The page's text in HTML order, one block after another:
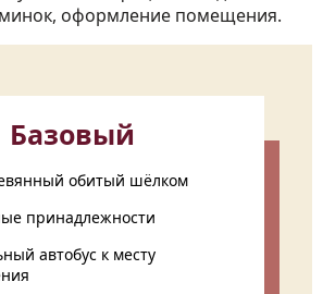
оформление помещения.
Базовый
обитый шёлком
принадлежности
автобус к месту